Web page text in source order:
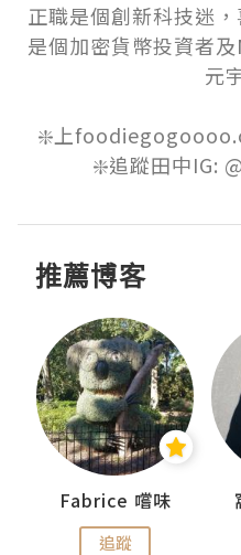
正職是個創新科技迷
是個加密貨幣投資者
元
❇️上
推薦博客
Fabrice 嚐味
追蹤